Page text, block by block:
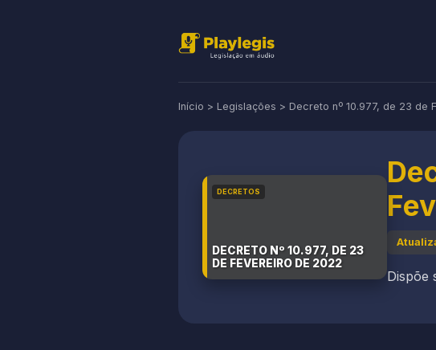
Início > Legislações > Decreto nº 10.977, de 23 de
DECRETOS
DECRETO Nº 10.977, DE 23
DE FEVEREIRO DE 2022
Dispõe